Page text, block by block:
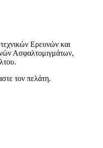
Ερευνών και
Ασφαλτομιγμάτων,
τον πελάτη.